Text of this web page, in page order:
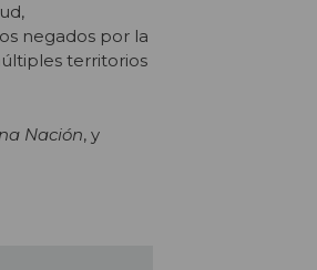
negados por la
territorios
Nación, y